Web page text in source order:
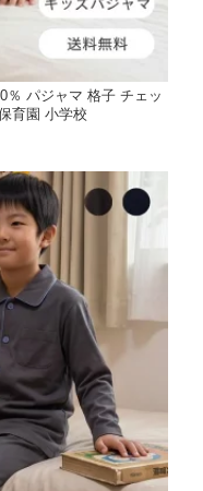
％ パジャマ 格子 チェッ
育園 小学校